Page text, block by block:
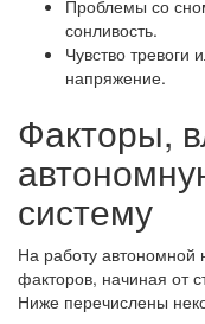
Проблемы со
сонливость.
Чувство
напряжение.
Факторы,
систему
На работу автономной
факторов, начиная от
Ниже перечислены